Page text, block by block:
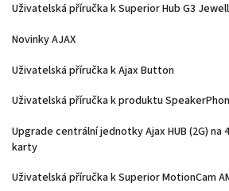
Uživatelská příručka k Superior Hub G3
Novinky AJAX
Uživatelská příručka k Ajax Button
Uživatelská příručka k produktu
Upgrade centrální jednotky Ajax HUB (2G) na
karty
Uživatelská příručka k Superior MotionCam